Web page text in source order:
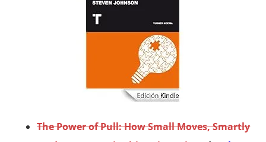
The Power of Pull: How Small Moves, Smartly